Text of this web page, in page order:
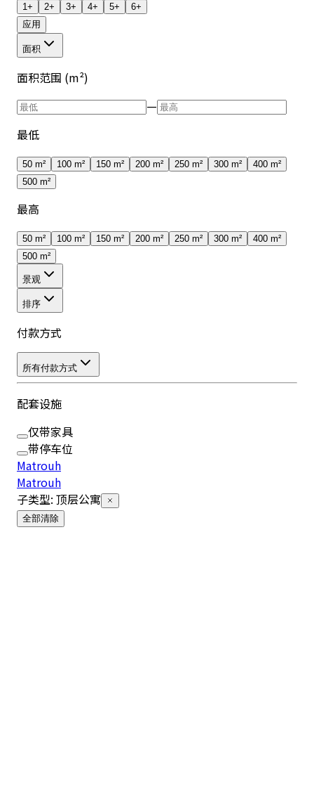
1+ 2+ 3+ 4+ 5+
6+
应用
面积
面积范围 (m²)
—
最低
50 m² 100 m² 150 m² 200 m² 250 m² 300 m²
400 m²
500 m²
最高
50 m² 100 m² 150 m² 200 m² 250 m² 300 m²
400 m²
500 m²
景观
排序
付款方式
所有付款方式
配套设施
仅带家具
带停车位
Matrouh
Matrouh
子类型: 顶层公寓
全部清除